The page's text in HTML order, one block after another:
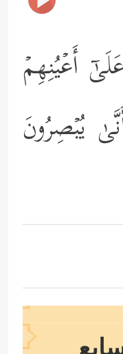
أَعۡیُنِهِمۡ
یُبۡصِرُونَ